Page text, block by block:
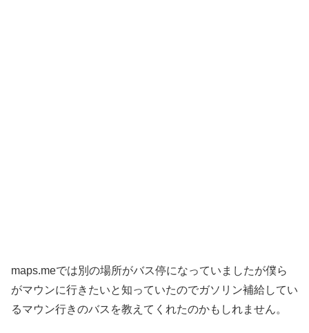
maps.meでは別の場所がバス停になっていましたが僕ら
がマウンに行きたいと知っていたのでガソリン補給してい
るマウン行きのバスを教えてくれたのかもしれません。